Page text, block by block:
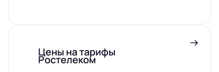
Цены на тарифы
Ростелеком